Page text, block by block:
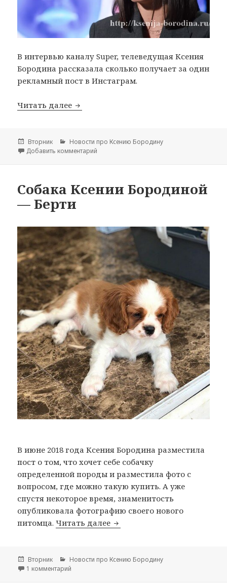
В интервью каналу Super, телеведущая Ксения
Бородина рассказала сколько получает за один
рекламный пост в Инстаграм.
Читать далее Сколько стоит реклама у Ксении
Опубликовано
Вторник Рубрики
Новости про Ксению Бородину
Добавить комментарий
Собака Ксении Бородиной
— Берти
В июне 2018 года Ксения Бородина разместила
пост о том, что хочет себе собачку
определенной породы и разместила фото с
вопросом, где можно такую купить. А уже
спустя некоторое время, знаменитость
опубликовала фотографию своего нового
питомца.Читать далее Собака Ксении Бородиной
Опубликовано
Вторник Рубрики
Новости про Ксению Бородину
1 комментарий